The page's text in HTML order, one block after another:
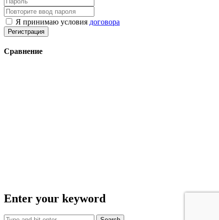
Я принимаю условия договора
Регистрация
Сравнение
Enter your keyword